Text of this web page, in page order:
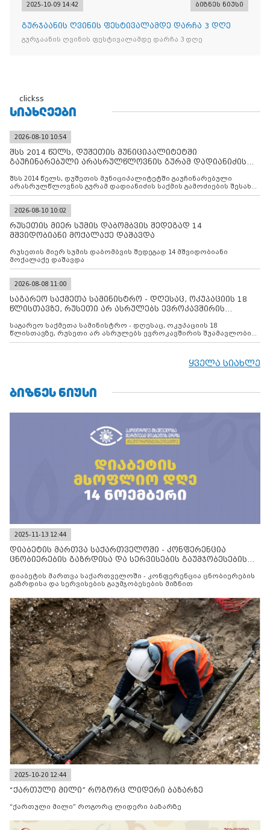
2025-10-09 14:42 ბიზნეს ნიუსი
გურჯაანის ღვინის ფესტივალამდე დარჩა 3 დღე
გურჯაანის ღვინის ფესტივალამდე დარჩა 3 დღე
clickss
ᲡᲘᲐᲮᲚᲔᲔᲑᲘ
2026-08-10 10:54
შსს 2014 წელს, დუშეთის მუნიციპალიტეტში
გაუჩინარებული არასრულწლოვნის გურამ დადიანიძის
შსს 2014 წელს, დუშეთის მუნიციპალიტეტში გაუჩინარებული
არასრულწლოვნის გურამ დადიანიძის საქმის გამოძიების შესახებ
ინფორმაციას ავრცელებს
2026-08-10 10:02
რუსეთის მიერ სუმის დაბომბვის შედეგად 14
მშვიდობიანი მოქალაქე დაშავდა
რუსეთის მიერ სუმის დაბომბვის შედეგად 14 მშვიდობიანი
მოქალაქე დაშავდა
2026-08-08 11:00
საგარეო საქმეთა სამინისტრო - დღესაც, ოკუპაციის 18
წლისთავზე, რუსეთი არ ასრულებს ევროკავშირის
საგარეო საქმეთა სამინისტრო - დღესაც, ოკუპაციის 18
წლისთავზე, რუსეთი არ ასრულებს ევროკავშირის შუამავლობით
დადებულ 2008 წლის 12 აგვისტოს ცეცხლის შეწყვეტის
მილიტარიზაციის პროცესს და აქტიურად დგამს ნაბიჯებს მათი
ყველა სიახლე
ᲑᲘᲖᲜᲔᲡ ᲜᲘᲣᲡᲘ
2025-11-13 12:44
დიაბეტის მართვა საქართველოში - კონფერენცია
ცნობიერების გაზრდისა და სერვისების გაუმჯობესების
დიაბეტის მართვა საქართველოში - კონფერენცია ცნობიერების
გაზრდისა და სერვისების გაუმჯობესების მიზნით
2025-10-20 12:44
“ქართული მილი” როგორც ლიდერი ბაზარზე
“ქართული მილი” როგორც ლიდერი ბაზარზე